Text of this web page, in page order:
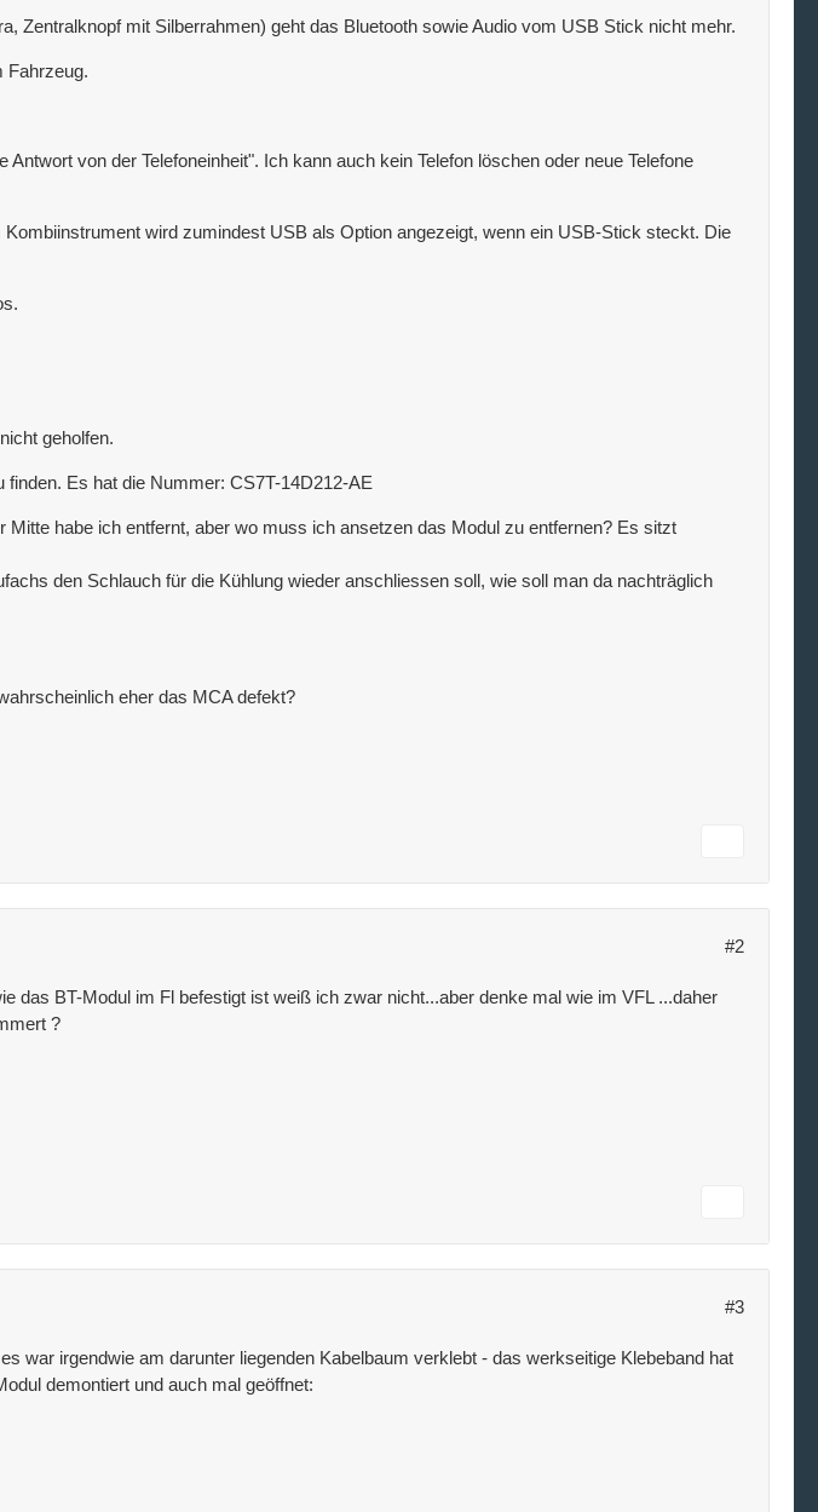
Zentralknopf mit Silberrahmen) geht das Bluetooth sowie Audio vom USB Stick nicht mehr.
Fahrzeug.
von der Telefoneinheit". Ich kann auch kein Telefon löschen oder neue Telefone
wird zumindest USB als Option angezeigt, wenn ein USB-Stick steckt. Die
geholfen.
Es hat die Nummer: CS7T-14D212-AE
habe ich entfernt, aber wo muss ich ansetzen das Modul zu entfernen? Es sitzt
den Schlauch für die Kühlung wieder anschliessen soll, wie soll man da nachträglich
eher das MCA defekt?
#2
das BT-Modul im Fl befestigt ist weiß ich zwar nicht...aber denke mal wie im VFL ...daher
?
#3
war irgendwie am darunter liegenden Kabelbaum verklebt - das werkseitige Klebeband hat
demontiert und auch mal geöffnet: